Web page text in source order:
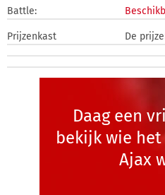
Battle:
Prijzenkast De
Daag een
bekijk wie
Ajax